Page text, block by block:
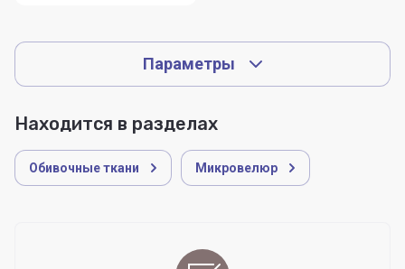
Параметры
Находится в разделах
Обивочные ткани Микровелюр